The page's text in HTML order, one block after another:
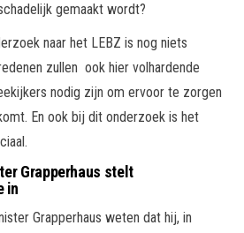
gemaakt wordt?
naar het LEBZ is nog niets
zullen ook hier volhardende
nodig zijn om ervoor te zorgen
En ook bij dit onderzoek is het
Grapperhaus stelt
in
Grapperhaus weten dat hij, in